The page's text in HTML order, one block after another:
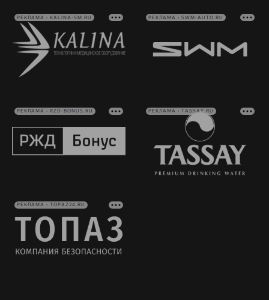
РЕКЛАМА • KALINA-SM.RU РЕКЛАМА • SWM-AUTO.RU
РЕКЛАМА • RZD-BONUS.RU РЕКЛАМА • TASSAY.RU
РЕКЛАМА • TOPAZ24.RU